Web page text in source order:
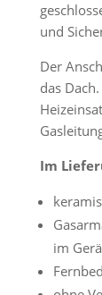
und
Der
das
Im
im